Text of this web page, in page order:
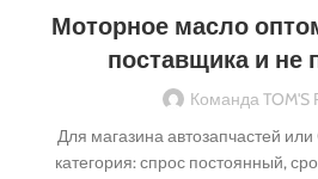
Моторное масло
поставщика и не
Команда TOM'S
Для магазина автозапчастей
категория: спрос постоянный,